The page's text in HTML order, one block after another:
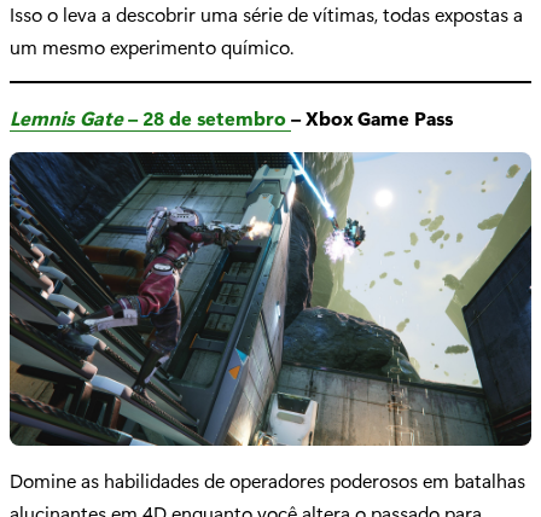
Isso o leva a descobrir uma série de vítimas, todas expostas a
um mesmo experimento químico.
Lemnis Gate– 28 de setembro– Xbox Game Pass
Domine as habilidades de operadores poderosos em batalhas